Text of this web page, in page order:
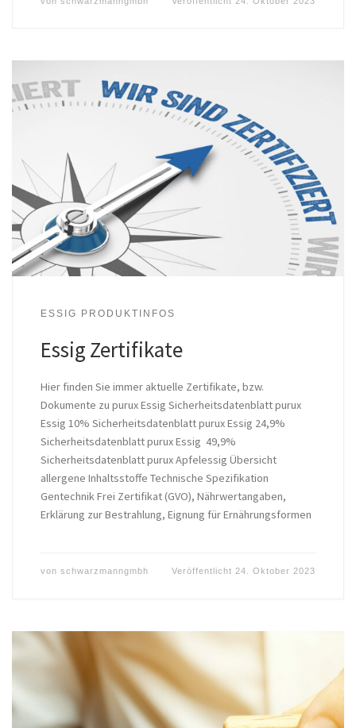
ESSIG PRODUKTINFOS
Essig Zertifikate
Hier finden Sie immer aktuelle Zertifikate, bzw.
Dokumente zu purux Essig Sicherheitsdatenblatt purux
Essig 10% Sicherheitsdatenblatt purux Essig 24,9%
Sicherheitsdatenblatt purux Essig 49,9%
Sicherheitsdatenblatt purux Apfelessig Übersicht
allergene Inhaltsstoffe Technische Spezifikation
Gentechnik Frei Zertifikat (GVO), Nährwertangaben,
Erklärung zur Bestrahlung, Eignung für Ernährungsformen
von schwarzmanngmbh Veröffentlicht24. Oktober 2023